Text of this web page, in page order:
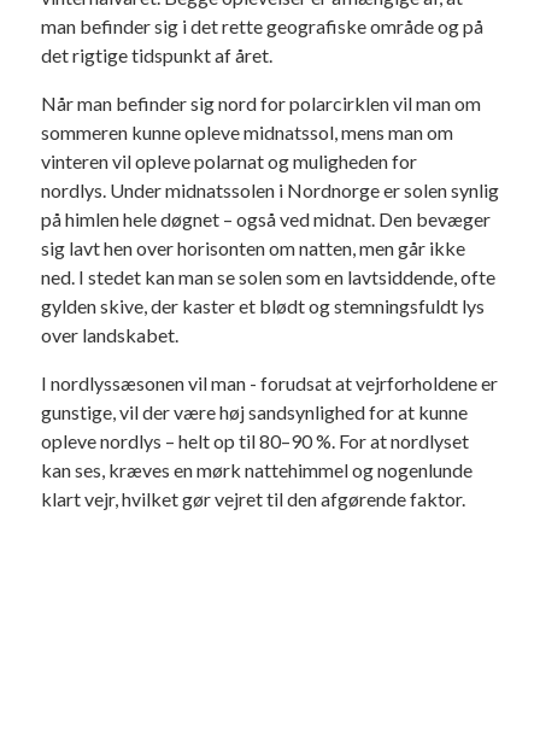
man befinder sig i det rette geografiske område og på
det rigtige tidspunkt af året.
Når man befinder sig nord for polarcirklen vil man om
sommeren kunne opleve midnatssol, mens man om
vinteren vil opleve polarnat og muligheden for
nordlys. Under midnatssolen i Nordnorge er solen synlig
på himlen hele døgnet – også ved midnat. Den bevæger
sig lavt hen over horisonten om natten, men går ikke
ned. I stedet kan man se solen som en lavtsiddende, ofte
gylden skive, der kaster et blødt og stemningsfuldt lys
over landskabet.
I nordlyssæsonen vil man - forudsat at vejrforholdene er
gunstige, vil der være høj sandsynlighed for at kunne
opleve nordlys – helt op til 80–90 %. For at nordlyset
kan ses, kræves en mørk nattehimmel og nogenlunde
klart vejr, hvilket gør vejret til den afgørende faktor.